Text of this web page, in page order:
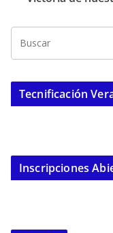
Tecnificación
Inscripciones